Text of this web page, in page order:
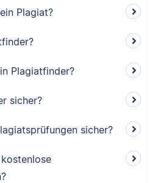
Plagiat?
Plagiatfinder?
sicher?
sicher?